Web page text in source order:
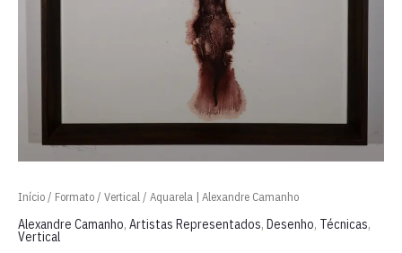
Início/ Formato/ Vertical/ Aquarela | Alexandre Camanho
Alexandre Camanho, Artistas Representados, Desenho, Técnicas,
Vertical